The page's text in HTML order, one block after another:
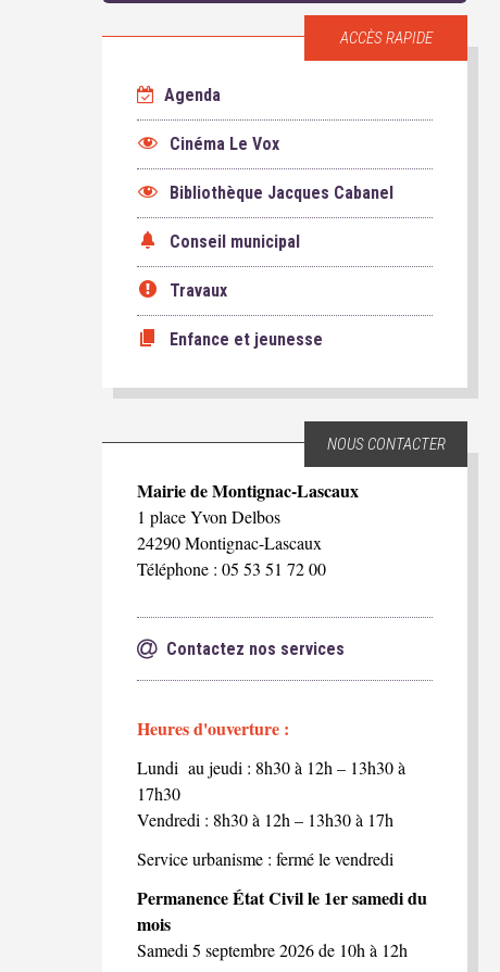
ACCÈS RAPIDE
Agenda
Cinéma Le Vox
Bibliothèque Jacques Cabanel
Conseil municipal
Travaux
Enfance et jeunesse
NOUS CONTACTER
Mairie de Montignac-Lascaux
1 place Yvon Delbos
24290 Montignac-Lascaux
Téléphone : 05 53 51 72 00
Contactez nos services
Heures d'ouverture :
Lundi au jeudi : 8h30 à 12h – 13h30 à
17h30
Vendredi : 8h30 à 12h – 13h30 à 17h
Service urbanisme : fermé le vendredi
Permanence État Civil le 1er samedi du
mois
Samedi 5 septembre 2026 de 10h à 12h